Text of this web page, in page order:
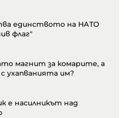
единството на НАТО
флаг"
магнит за комарите, а
ухапванията им?
е насилникът над